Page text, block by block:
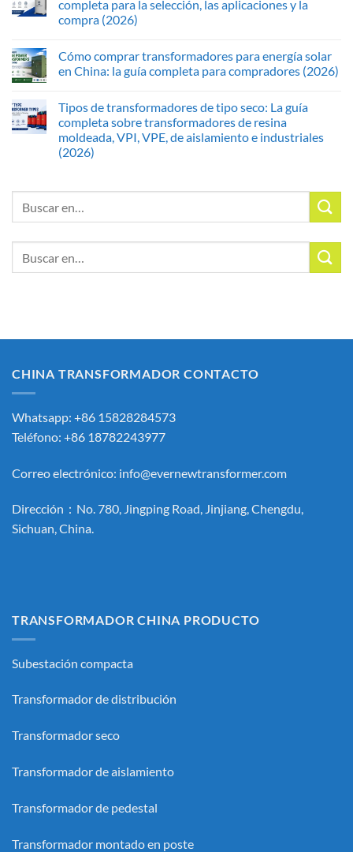
completa para la selección, las aplicaciones y la
compra (2026)
Cómo comprar transformadores para energía solar
en China: la guía completa para compradores (2026)
Tipos de transformadores de tipo seco: La guía
completa sobre transformadores de resina
moldeada, VPI, VPE, de aislamiento e industriales
(2026)
CHINA TRANSFORMADOR CONTACTO
Whatsapp: +86 15828284573
Teléfono: +86 18782243977
Correo electrónico: info@evernewtransformer.com
Dirección：No. 780, Jingping Road, Jinjiang, Chengdu,
Sichuan, China.
TRANSFORMADOR CHINA PRODUCTO
Subestación compacta
Transformador de distribución
Transformador seco
Transformador de aislamiento
Transformador de pedestal
Transformador montado en poste